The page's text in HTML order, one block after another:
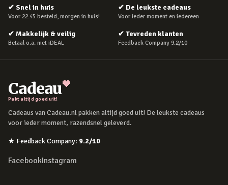
✔ Snel in huis
Voor 22:45 besteld, morgen in huis!
✔ De leukste cadeaus
Voor ieder moment en iedereen
✔ Makkelijk & veilig
Betaal o.a. met iDEAL
✔ Tevreden klanten
Feedback Company 9.2/10
Cadeau
Pakt altijd goed uit!
Cadeaus van Cadeau.nl pakken altijd goed uit! De leukste cadeaus
voor ieder moment, razendsnel geleverd.
★ Feedback Company: 9.2/10
FacebookInstagram